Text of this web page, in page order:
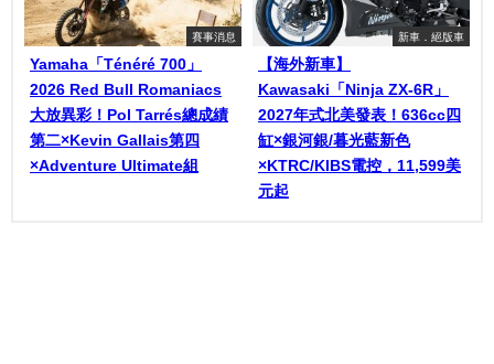
賽事消息
Yamaha「Ténéré 700」
2026 Red Bull Romaniacs
大放異彩！Pol Tarrés總成績
第二×Kevin Gallais第四
×Adventure Ultimate組
新車．絕版車
【海外新車】
Kawasaki「Ninja ZX-6R」
2027年式北美發表！636cc四
缸×銀河銀/暮光藍新色
×KTRC/KIBS電控，11,599美
元起